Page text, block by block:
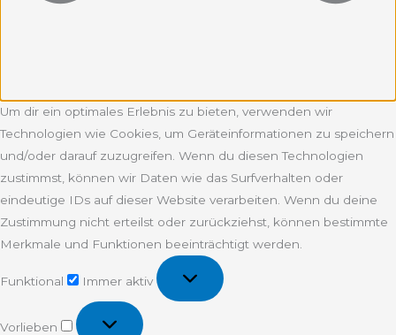
Um dir ein optimales Erlebnis zu bieten, verwenden wir
Technologien wie Cookies, um Geräteinformationen zu speichern
und/oder darauf zuzugreifen. Wenn du diesen Technologien
zustimmst, können wir Daten wie das Surfverhalten oder
eindeutige IDs auf dieser Website verarbeiten. Wenn du deine
Zustimmung nicht erteilst oder zurückziehst, können bestimmte
Merkmale und Funktionen beeinträchtigt werden.
Funktional
Immer aktiv
Vorlieben
Vorlieben